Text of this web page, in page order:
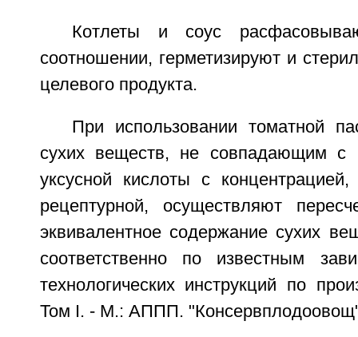
Котлеты и соус
соотношении, герметизируют и
целевого продукта.
При использовании томатной
сухих веществ, не совпадающим с
уксусной кислоты с
рецептурной, осуществляют
эквивалентное содержание сухих
соответственно по известным
технологических инструкций по
Том I. - М.: АППП.